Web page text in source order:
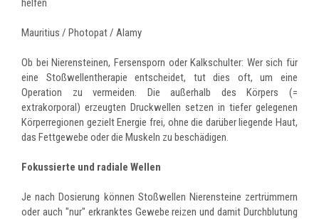
helfen
Mauritius / Photopat / Alamy
Ob bei Nierensteinen, Fersensporn oder Kalkschulter: Wer sich für
eine Stoßwellentherapie entscheidet, tut dies oft, um eine
Operation zu vermeiden. Die außerhalb des Körpers (=
extrakorporal) erzeugten Druckwellen setzen in tiefer gelegenen
Körperregionen gezielt Energie frei, ohne die darüber liegende Haut,
das Fettgewebe oder die Muskeln zu beschädigen.
Fokussierte und radiale Wellen
Je nach Dosierung können Stoßwellen Nierensteine zertrümmern
oder auch "nur" erkranktes Gewebe reizen und damit Durchblutung